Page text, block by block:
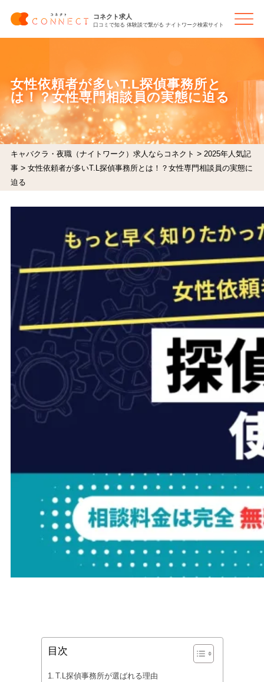
コネクト求人
口コミで知る 体験談で繋がる ナイトワーク検索サイト
女性依頼者が多いT.L探偵事務所と
は！？女性専門相談員の実態に迫る
キャバクラ・夜職（ナイトワーク）求人ならコネクト > 2025年人気記
事> 女性依頼者が多いT.L探偵事務所とは！？女性専門相談員の実態に
迫る
目次
T.L探偵事務所が選ばれる理由